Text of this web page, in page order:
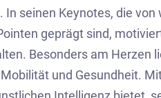
seinen Keynotes, die
geprägt sind,
Besonders am Herzen
und Gesundheit.